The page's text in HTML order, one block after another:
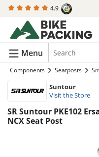
content 4.9
Menu
Components Seatposts
Suntour
Visit the Store
SR Suntour PKE102
NCX Seat Post